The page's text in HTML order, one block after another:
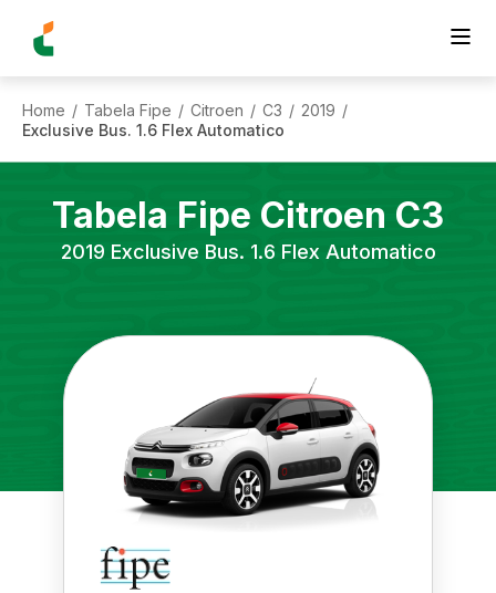
Home / Tabela Fipe / Citroen / C3 / 2019 /
Exclusive Bus. 1.6 Flex Automatico
Tabela Fipe Citroen C3
2019 Exclusive Bus. 1.6 Flex Automatico